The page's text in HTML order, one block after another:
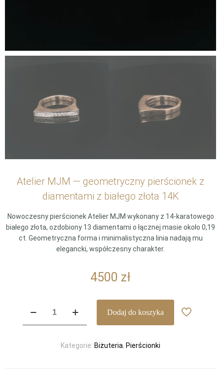
Atelier MJM — geometryczny pierścionek z
diamentami z białego złota 14K
Nowoczesny pierścionek Atelier MJM wykonany z 14-karatowego
białego złota, ozdobiony 13 diamentami o łącznej masie około 0,19
ct. Geometryczna forma i minimalistyczna linia nadają mu
elegancki, współczesny charakter.
4500 zł
Atelier
MJM
geometryczny
Dodaj do koszyka
Kategorie: Biżuteria, Pierścionki